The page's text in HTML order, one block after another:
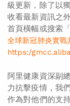
級更新，除了以
收看最新資訊之
首頁橫幅或搜索
全球新冠肺炎實戰
https:/
阿里健康資深副
力抗擊疫情，我
作為對他們的支